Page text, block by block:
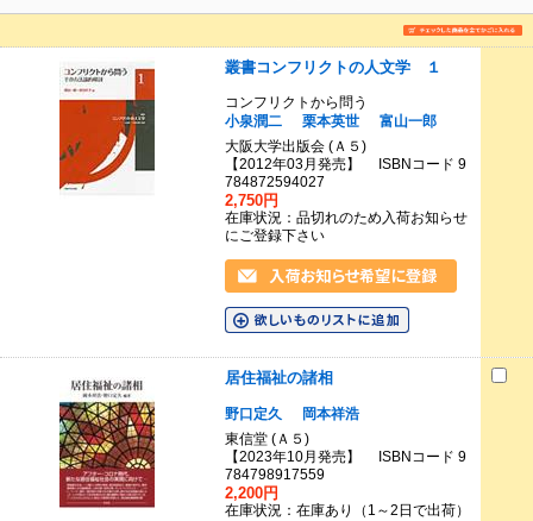
叢書コンフリクトの人文学 １
コンフリクトから問う
小泉潤二
栗本英世
富山一郎
大阪大学出版会 (Ａ５)
【2012年03月発売】 ISBNコード 9
784872594027
2,750円
在庫状況：品切れのため入荷お知らせ
にご登録下さい
居住福祉の諸相
野口定久
岡本祥浩
東信堂 (Ａ５)
【2023年10月発売】 ISBNコード 9
784798917559
2,200円
在庫状況：在庫あり（1～2日で出荷）